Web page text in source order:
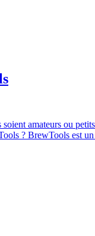
amateurs ou
? BrewTools est